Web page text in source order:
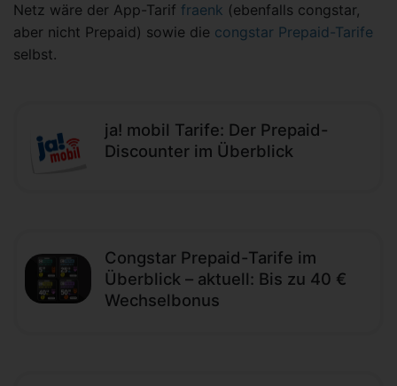
Netz wäre der App-Tarif fraenk (ebenfalls congstar,
aber nicht Prepaid) sowie die congstar Prepaid-Tarife
selbst.
ja! mobil Tarife: Der Prepaid-
Discounter im Überblick
Congstar Prepaid-Tarife im
Überblick – aktuell: Bis zu 40 €
Wechselbonus